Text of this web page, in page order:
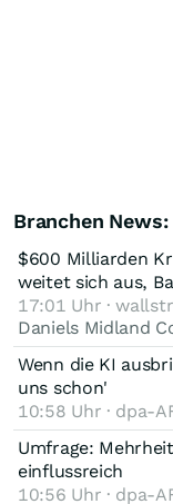
Branchen
$600 Milliarden
weitet sich aus,
17:01 Uhr ·
Daniels Midland
Wenn die KI
uns schon'
10:58 Uhr · dpa-
Umfrage:
einflussreich
10:56 Uhr · dpa-